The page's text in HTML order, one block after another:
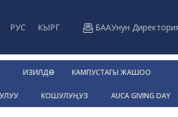
РУС КЫРГ БААУнун
ИЗИЛДӨӨ КАМПУСТАГЫ ЖАШОО
КОШУЛУҢУЗ AUCA GIVING DAY